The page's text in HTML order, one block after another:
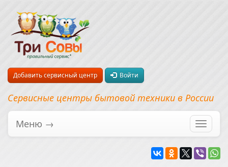
Добавить сервисный центр Войти
Сервисные центры бытовой техники в России
Меню →